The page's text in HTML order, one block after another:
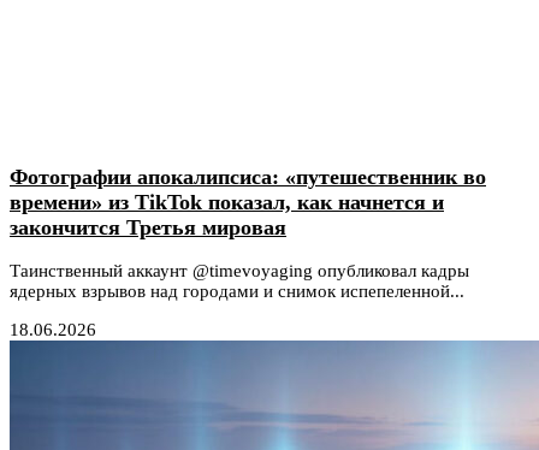
Фотографии апокалипсиса: «путешественник во
времени» из TikTok показал, как начнется и
закончится Третья мировая
Таинственный аккаунт @timevoyaging опубликовал кадры
ядерных взрывов над городами и снимок испепеленной...
18.06.2026